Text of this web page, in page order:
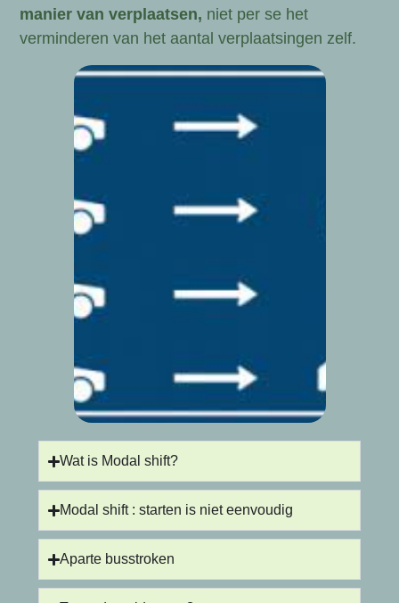
manier van verplaatsen, niet per se het
verminderen van het aantal verplaatsingen zelf.
Wat is Modal shift?
Modal shift : starten is niet eenvoudig
Aparte busstroken